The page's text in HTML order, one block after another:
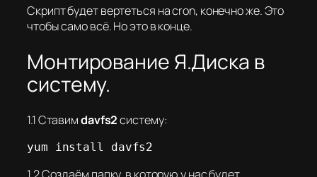
Скрипт будет вертеться на сron, конечно же. Это
чтобы само всё. Но это в конце.
Монтирование Я.Диска в
систему.
1.1 Ставимdavfs2систему:
yum install davfs2